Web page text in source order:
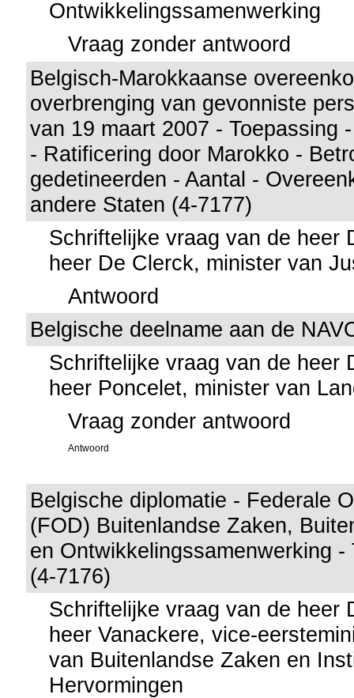
Ontwikkelingssamenwerking
Vraag zonder antwoord
Belgisch-Marokkaanse
overbrenging van gevonniste
van 19 maart 2007 - Toepassing
- Ratificering door Marokko -
gedetineerden - Aantal -
andere Staten (4-7177)
Schriftelijke vraag van de heer
heer De Clerck, minister van
Antwoord
Belgische deelname aan de
Schriftelijke vraag van de heer
heer Poncelet, minister van
Vraag zonder antwoord
Antwoord
Belgische diplomatie - Federale
(FOD) Buitenlandse Zaken,
en Ontwikkelingssamenwerking -
(4-7176)
Schriftelijke vraag van de heer
heer Vanackere, vice-
van Buitenlandse Zaken en
Hervormingen